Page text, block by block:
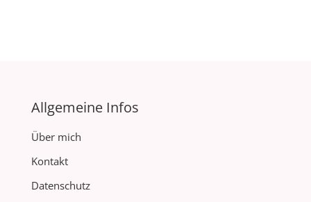
Allgemeine Infos
Über mich
Kontakt
Datenschutz